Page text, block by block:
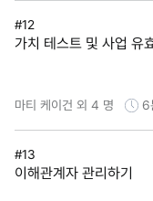
#12
가치 테스트 및 사업 유
마티 케이건 외 4 명 6
#13
이해관계자 관리하기